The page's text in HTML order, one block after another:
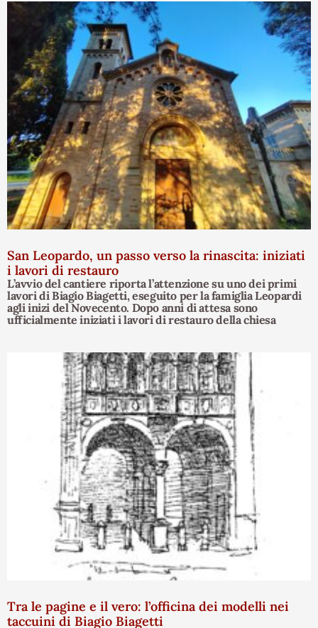
San Leopardo, un passo verso la rinascita: iniziati
i lavori di restauro
L’avvio del cantiere riporta l’attenzione su uno dei primi
lavori di Biagio Biagetti, eseguito per la famiglia Leopardi
agli inizi del Novecento. Dopo anni di attesa sono
ufficialmente iniziati i lavori di restauro della chiesa
Tra le pagine e il vero: l’officina dei modelli nei
taccuini di Biagio Biagetti